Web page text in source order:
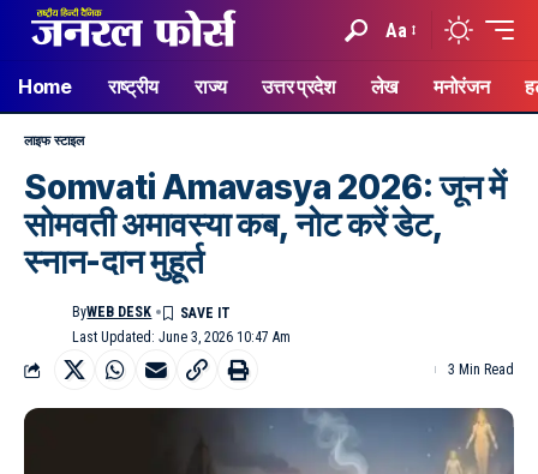
Aa
Home राष्ट्रीय राज्य उत्तर प्रदेश लेख मनोरंजन
लाइफ स्टाइल
Somvati Amavasya 2026: जून में
सोमवती अमावस्या कब, नोट करें डेट,
स्नान-दान मुहूर्त
Last Updated: June 3, 2026 10:47 Am
ByWEB DESK
3 Min Read